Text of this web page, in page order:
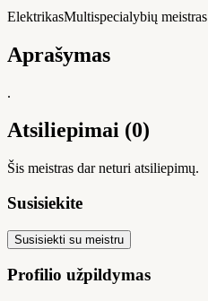
ElektrikasMultispecialybių meistras
Aprašymas
.
Atsiliepimai (0)
Šis meistras dar neturi atsiliepimų.
Susisiekite
Susisiekti su meistru
Profilio užpildymas